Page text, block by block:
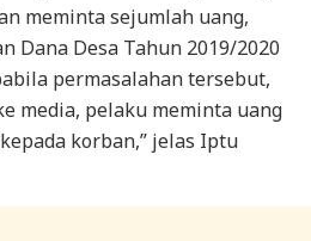
meminta sejumlah uang,
Dana Desa Tahun 2019/2020
permasalahan tersebut,
media, pelaku meminta uang
korban,” jelas Iptu